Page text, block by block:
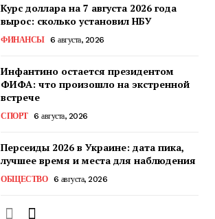
Курс доллара на 7 августа 2026 года
вырос: сколько установил НБУ
ФИНАНСЫ 6 августа, 2026
Инфантино остается президентом
ФИФА: что произошло на экстренной
встрече
СПОРТ 6 августа, 2026
Персеиды 2026 в Украине: дата пика,
лучшее время и места для наблюдения
ОБЩЕСТВО 6 августа, 2026